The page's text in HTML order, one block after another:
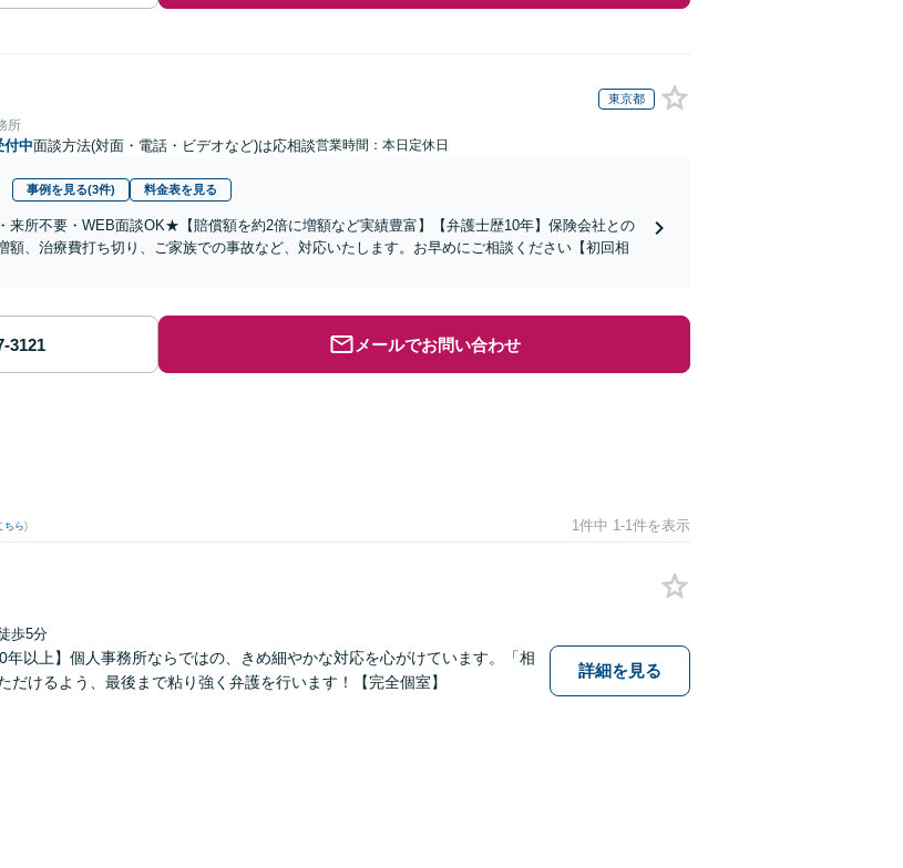
東京都
所
付中面談方法(対面・電話・ビデオなど)は応相談営業時間：本日定休日
事例を見る(3件) 料金表を見る
来所不要・WEB面談OK★【賠償額を約2倍に増額など実績豊富】【弁護士歴10年】保険会社との
額、治療費打ち切り、ご家族での事故など、対応いたします。お早めにご相談ください【初回相
メールでお問い合わせ
ちら) 1件中 1-1件を表示
歩5分
年以上】個人事務所ならではの、きめ細やかな対応を心がけています。「相
だけるよう、最後まで粘り強く弁護を行います！【完全個室】
詳細を見る